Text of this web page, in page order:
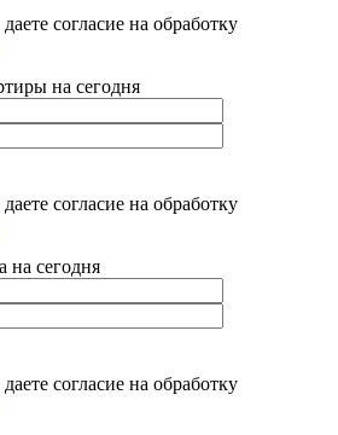
согласие на обработку
на сегодня
согласие на обработку
на сегодня
согласие на обработку